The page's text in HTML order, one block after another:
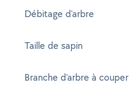
Débitage d'arbre
Taille de sapin
Branche d'arbre à couper